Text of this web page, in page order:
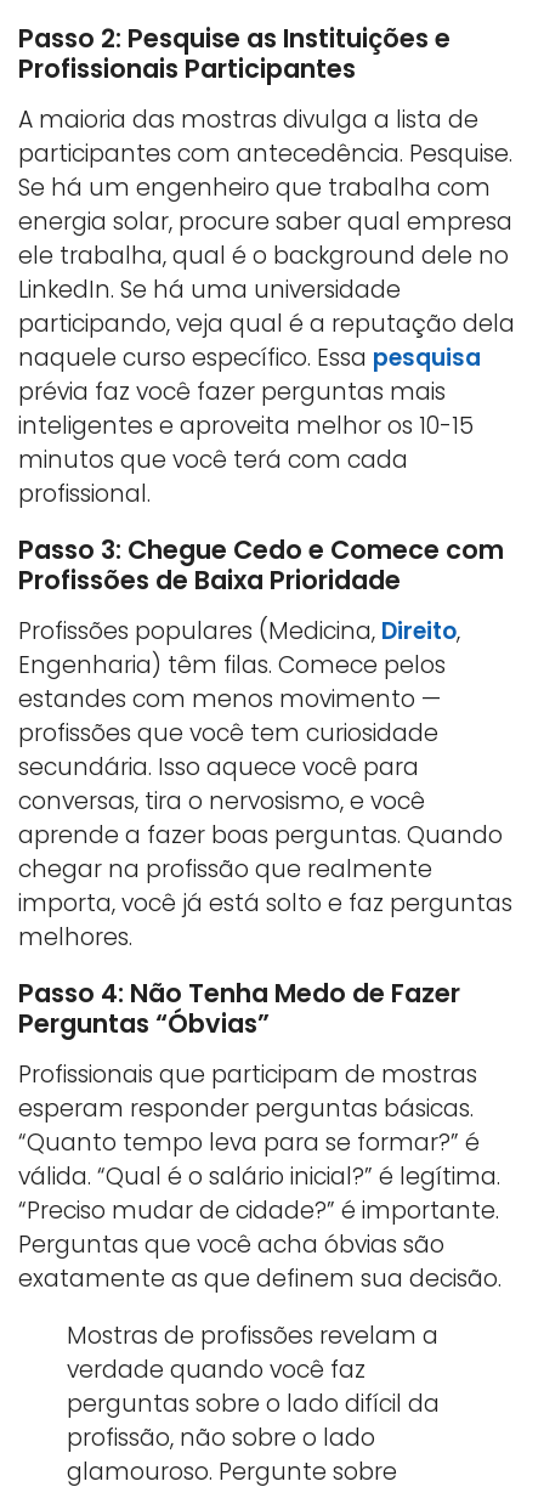
Passo 2: Pesquise as Instituições e
Profissionais Participantes
A maioria das mostras divulga a lista de
participantes com antecedência. Pesquise.
Se há um engenheiro que trabalha com
energia solar, procure saber qual empresa
ele trabalha, qual é o background dele no
LinkedIn. Se há uma universidade
participando, veja qual é a reputação dela
naquele curso específico. Essa pesquisa
prévia faz você fazer perguntas mais
inteligentes e aproveita melhor os 10-15
minutos que você terá com cada
profissional.
Passo 3: Chegue Cedo e Comece com
Profissões de Baixa Prioridade
Profissões populares (Medicina, Direito,
Engenharia) têm filas. Comece pelos
estandes com menos movimento —
profissões que você tem curiosidade
secundária. Isso aquece você para
conversas, tira o nervosismo, e você
aprende a fazer boas perguntas. Quando
chegar na profissão que realmente
importa, você já está solto e faz perguntas
melhores.
Passo 4: Não Tenha Medo de Fazer
Perguntas “Óbvias”
Profissionais que participam de mostras
esperam responder perguntas básicas.
“Quanto tempo leva para se formar?” é
válida. “Qual é o salário inicial?” é legítima.
“Preciso mudar de cidade?” é importante.
Perguntas que você acha óbvias são
exatamente as que definem sua decisão.
Mostras de profissões revelam a
verdade quando você faz
perguntas sobre o lado difícil da
profissão, não sobre o lado
glamouroso. Pergunte sobre